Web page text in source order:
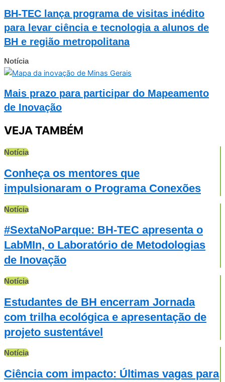
BH-TEC lança programa de visitas inédito
para levar ciência e tecnologia a alunos de
BH e região metropolitana
Notícia
Mais prazo para participar do Mapeamento
de Inovação
VEJA TAMBÉM
Notícia
Conheça os mentores que
impulsionaram o Programa Conexões
Notícia
#SextaNoParque: BH-TEC apresenta o
LabMIn, o Laboratório de Metodologias
de Inovação
Notícia
Estudantes de BH encerram Jornada
com trilha ecológica e apresentação de
projeto sustentável
Notícia
Ciência com impacto: Últimas vagas para